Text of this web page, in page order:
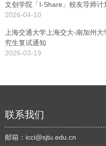
文创学院「I-Share」校友导师计
2026-04-10
上海交通大学上海交大-南加州
究生复试通知
2026-03-19
联系我们
邮箱： icci@sjtu.edu.cn